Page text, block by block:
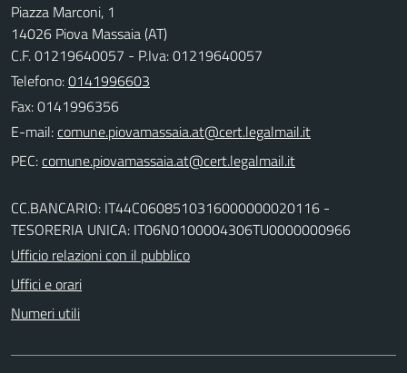
Piazza Marconi, 1
14026 Piova Massaia (AT)
C.F. 01219640057 - P.Iva: 01219640057
Telefono:0141996603
Fax: 0141996356
E-mail:
PEC:
CC.BANCARIO: IT44C0608510316000000020116 -
TESORERIA UNICA: IT06N0100004306TU0000000966
Ufficio relazioni con il pubblico
Uffici e orari
Numeri utili